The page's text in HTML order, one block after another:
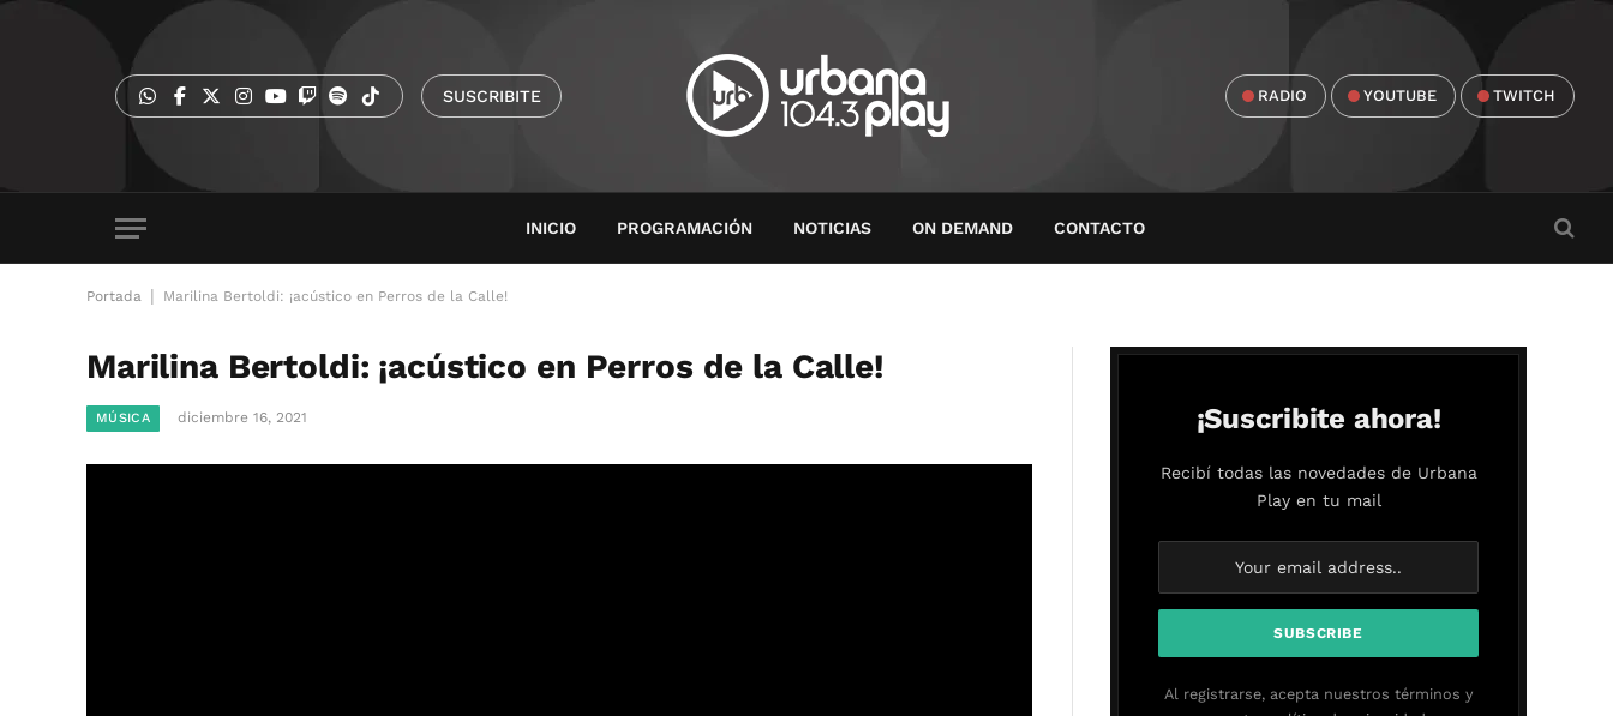
SUSCRIBITE RADIO YOUTUBE TWITCH
INICIO PROGRAMACIÓN NOTICIAS ON DEMAND CONTACTO
Portada Marilina Bertoldi: ¡acústico en Perros de la Calle!
Marilina Bertoldi: ¡acústico en Perros de la Calle!
MÚSICA diciembre 16, 2021 ¡Suscribite ahora!
Recibí todas las novedades de Urbana
Play en tu mail
Al registrarse, acepta nuestros términos y